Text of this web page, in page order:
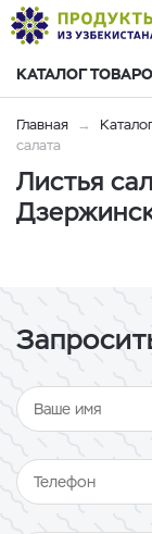
КАТАЛОГ
Главная
салата
Листья